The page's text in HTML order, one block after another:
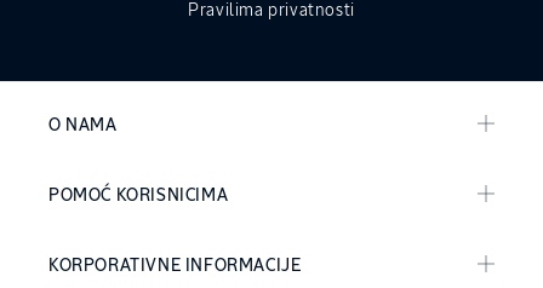
Pravilima privatnosti
O NAMA
POMOĆ KORISNICIMA
KORPORATIVNE INFORMACIJE